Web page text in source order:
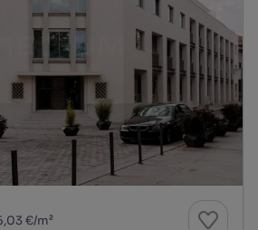
€/m²